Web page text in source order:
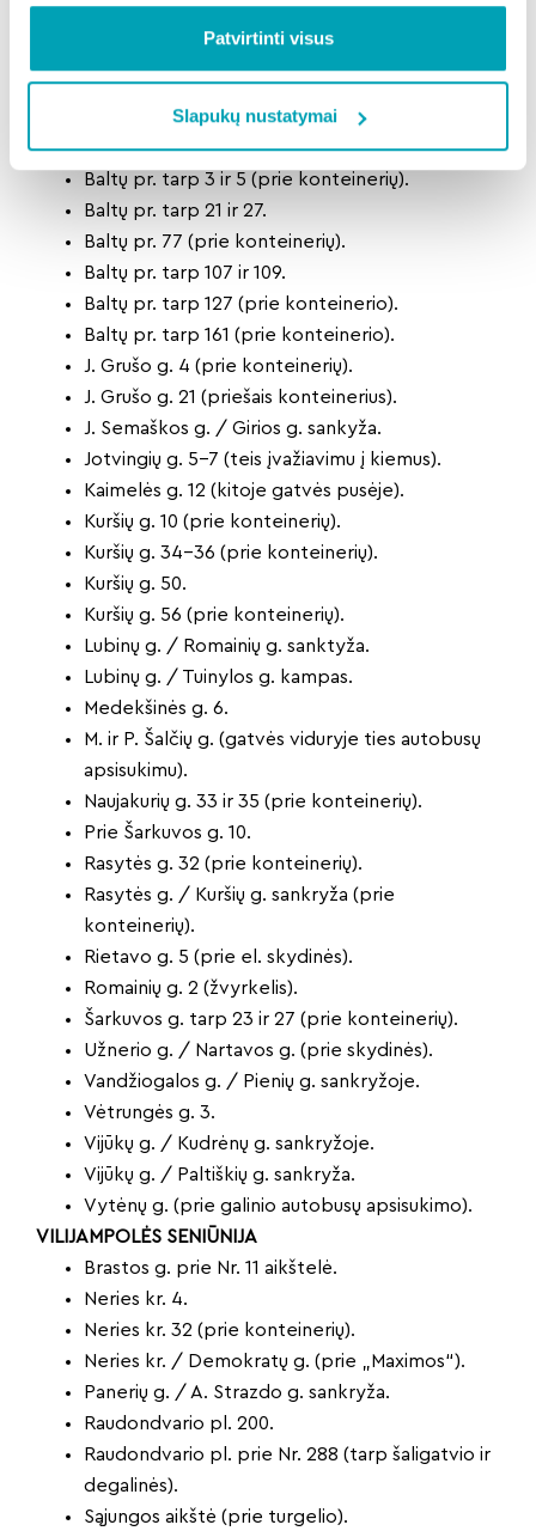
Patvirtinti visus
Slapukų nustatymai
Baltijos g. tarp 64 ir 70 (prie konteinerių).
Baltijos g. tarp 74 ir 90.
Baltijos g. tarp 92 ir 94 (prie konteinerio).
Baltų pr. tarp 3 ir 5 (prie konteinerių).
Baltų pr. tarp 21 ir 27.
Baltų pr. 77 (prie konteinerių).
Baltų pr. tarp 107 ir 109.
Baltų pr. tarp 127 (prie konteinerio).
Baltų pr. tarp 161 (prie konteinerio).
J. Grušo g. 4 (prie konteinerių).
J. Grušo g. 21 (priešais konteinerius).
J. Semaškos g. / Girios g. sankyža.
Jotvingių g. 5–7 (teis įvažiavimu į kiemus).
Kaimelės g. 12 (kitoje gatvės pusėje).
Kuršių g. 10 (prie konteinerių).
Kuršių g. 34–36 (prie konteinerių).
Kuršių g. 50.
Kuršių g. 56 (prie konteinerių).
Lubinų g. / Romainių g. sanktyža.
Lubinų g. / Tuinylos g. kampas.
Medekšinės g. 6.
M. ir P. Šalčių g. (gatvės viduryje ties autobusų
apsisukimu).
Naujakurių g. 33 ir 35 (prie konteinerių).
Prie Šarkuvos g. 10.
Rasytės g. 32 (prie konteinerių).
Rasytės g. / Kuršių g. sankryža (prie
konteinerių).
Rietavo g. 5 (prie el. skydinės).
Romainių g. 2 (žvyrkelis).
Šarkuvos g. tarp 23 ir 27 (prie konteinerių).
Užnerio g. / Nartavos g. (prie skydinės).
Vandžiogalos g. / Pienių g. sankryžoje.
Vėtrungės g. 3.
Vijūkų g. / Kudrėnų g. sankryžoje.
Vijūkų g. / Paltiškių g. sankryža.
Vytėnų g. (prie galinio autobusų apsisukimo).
VILIJAMPOLĖS SENIŪNIJA
Brastos g. prie Nr. 11 aikštelė.
Neries kr. 4.
Neries kr. 32 (prie konteinerių).
Neries kr. / Demokratų g. (prie „Maximos“).
Panerių g. / A. Strazdo g. sankryža.
Raudondvario pl. 200.
Raudondvario pl. prie Nr. 288 (tarp šaligatvio ir
degalinės).
Sąjungos aikštė (prie turgelio).